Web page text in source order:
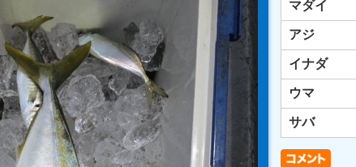
マダイ
アジ
イナダ
ウマ
サバ